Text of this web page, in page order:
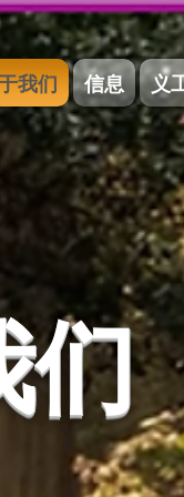
我们 信息 义
们